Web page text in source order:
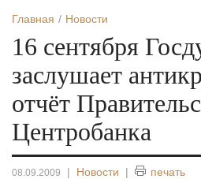
Главная Новости
16 сентября
заслушает
отчёт
Центробанка
08.09.2009 | Новости | печать